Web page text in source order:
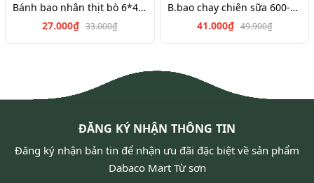
Bánh bao nhân thịt bò 6*45g
27.000₫ 33.000₫
B.bao chay chiên sữa 600-700g
41.000₫ 49.900₫
ĐĂNG KÝ NHẬN THÔNG TIN
Đăng ký nhận bản tin để nhận ưu đãi đặc biệt về sản phẩm
Dabaco Mart Từ sơn